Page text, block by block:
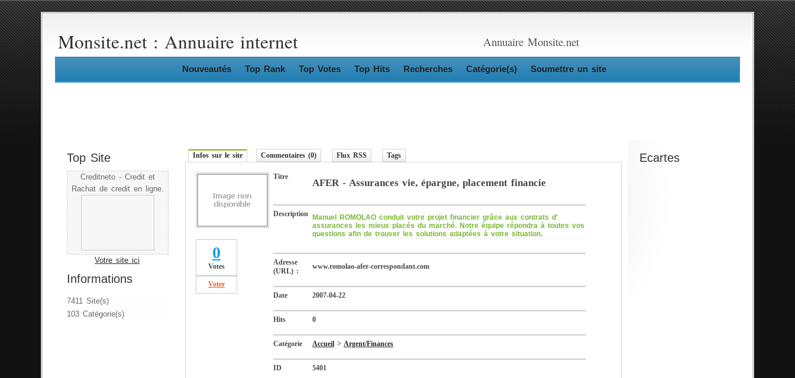
Monsite.net : Annuaire internet Annuaire Monsite.net
Nouveautés Top Rank Top Votes Top Hits Recherches Catégorie(s) Soumettre un site
Top Site
Creditneto - Credit et
Rachat de credit en ligne.
Votre site ici
Informations
7411 Site(s)
103 Catégorie(s)
Ecartes
Infos sur le site Commentaires (0) Flux RSS Tags
0
Votes
Voter
Titre
AFER - Assurances vie, épargne, placement financie
Description
Manuel ROMOLAO conduit votre projet financier grâce aux contrats d'
assurances les mieux placés du marché. Notre équipe répondra à toutes vos
questions afin de trouver les solutions adaptées à votre situation.
Adresse
(URL) :
www.romolao-afer-correspondant.com
Date 2007-04-22
Hits 0
Catégorie Accueil > Argent/Finances
ID 5401